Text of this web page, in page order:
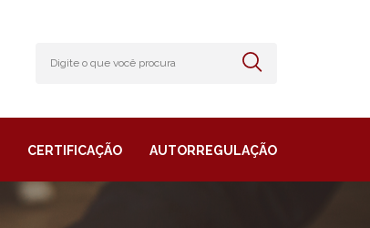
CERTIFICAÇÃO AUTORREGULAÇÃO